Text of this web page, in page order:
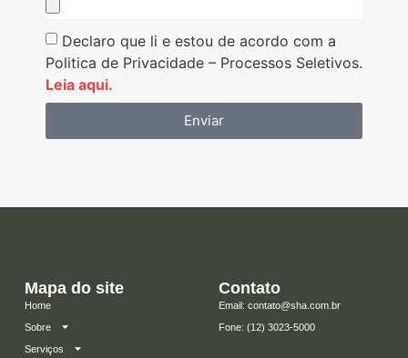
Declaro que li e estou de acordo com a
Politica de Privacidade – Processos Seletivos.
Leia aqui.
Enviar
Mapa do site
Home
Sobre
Serviços
Contato
Email: contato@sha.com.br
​Fone: (12) 3023-5000